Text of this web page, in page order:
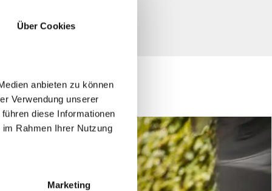
Über Cookies
anbieten zu können
Verwendung unserer
diese Informationen
Rahmen Ihrer Nutzung
Marketing